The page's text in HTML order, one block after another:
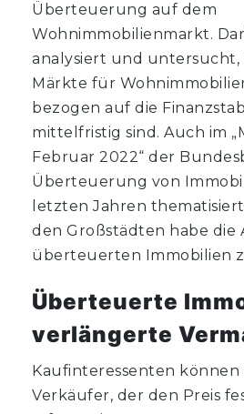
Überteuerung auf dem
Wohnimmobilienmarkt.
analysiert und untersucht,
Märkte für
bezogen auf die
mittelfristig sind. Auch im
Februar 2022“ der
Überteuerung von
letzten Jahren
den Großstädten habe die
überteuerten Immobilien
Überteuerte
verlängerte
Kaufinteressenten können
Verkäufer, der den Preis